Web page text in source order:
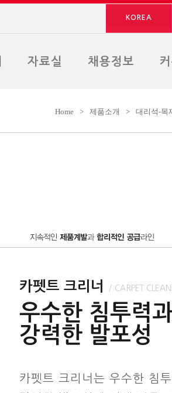
KOREA
자료실 채용정보
Home > 제품소개 > 대리석-목
카펫트 크리너 / CARPET
우수한 침투력
강력한 발포성
카펫트 크리너는 우수한 침